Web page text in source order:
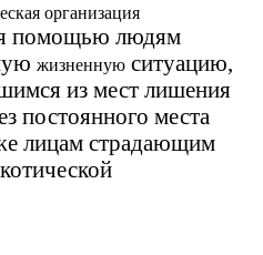
организация
помощью людям
жизненную ситуацию,
из мест лишения
постоянного места
лицам страдающим